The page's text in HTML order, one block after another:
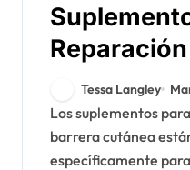
Cutánea:
Beneficios,
Tessa Langley
Los suplementos para la reparación de la
barrera cutánea
específicamente